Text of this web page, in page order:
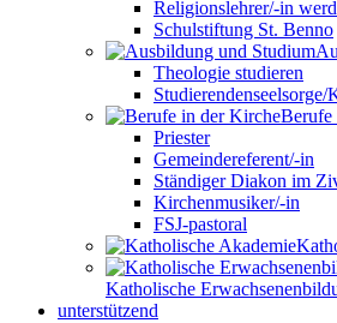
Religionslehrer/-in
Schulstiftung St. Benno
Theologie studieren
Studierendenseelsorge/
Berufe
Priester
Gemeindereferent/-in
Ständiger Diakon im
Kirchenmusiker/-in
FSJ-pastoral
Katholische
unterstützend